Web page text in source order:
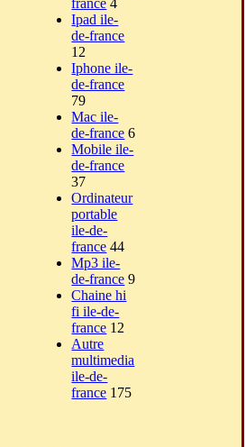
france 4
Ipad ile-
de-france
12
Iphone ile-
de-france
79
Mac ile-
de-france 6
Mobile ile-
de-france
37
Ordinateur
portable
ile-de-
france 44
Mp3 ile-
de-france 9
Chaine hi
fi ile-de-
france 12
Autre
multimedia
ile-de-
france 175